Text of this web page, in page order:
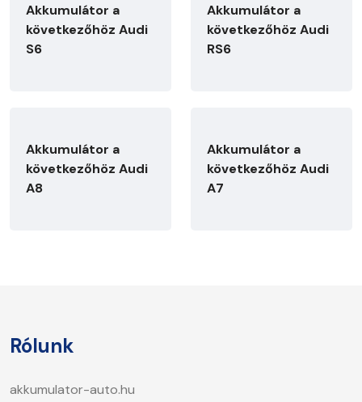
Akkumulátor a
következőhöz Audi
S6
Akkumulátor a
következőhöz Audi
RS6
Akkumulátor a
következőhöz Audi
A8
Akkumulátor a
következőhöz Audi
A7
Rólunk
akkumulator-auto.hu